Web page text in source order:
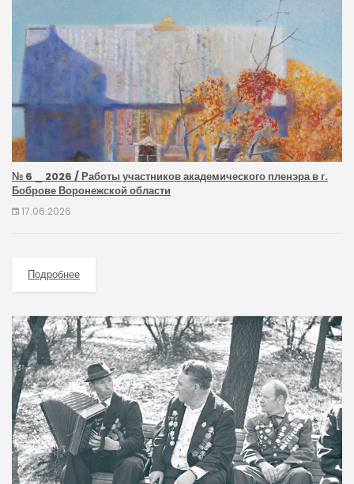
№ 6 _ 2026 / Работы участников академического пленэра в г.
Боброве Воронежской области
17.06.2026
Подробнее